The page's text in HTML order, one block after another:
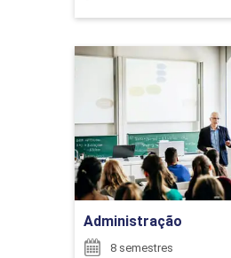
ENCONTRO
6
Administração
8 semestres
Detalhes do
Ir para